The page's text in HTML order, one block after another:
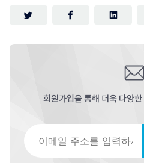
회원가입을 통해 더욱 다양